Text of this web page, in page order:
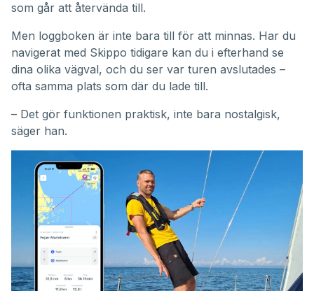
som går att återvända till.
Men loggboken är inte bara till för att minnas. Har du
navigerat med Skippo tidigare kan du i efterhand se
dina olika vägval, och du ser var turen avslutades –
ofta samma plats som där du lade till.
– Det gör funktionen praktisk, inte bara nostalgisk,
säger han.